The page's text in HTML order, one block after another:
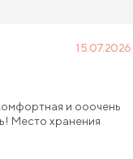
15.07.2026
и ооочень
Место хранения